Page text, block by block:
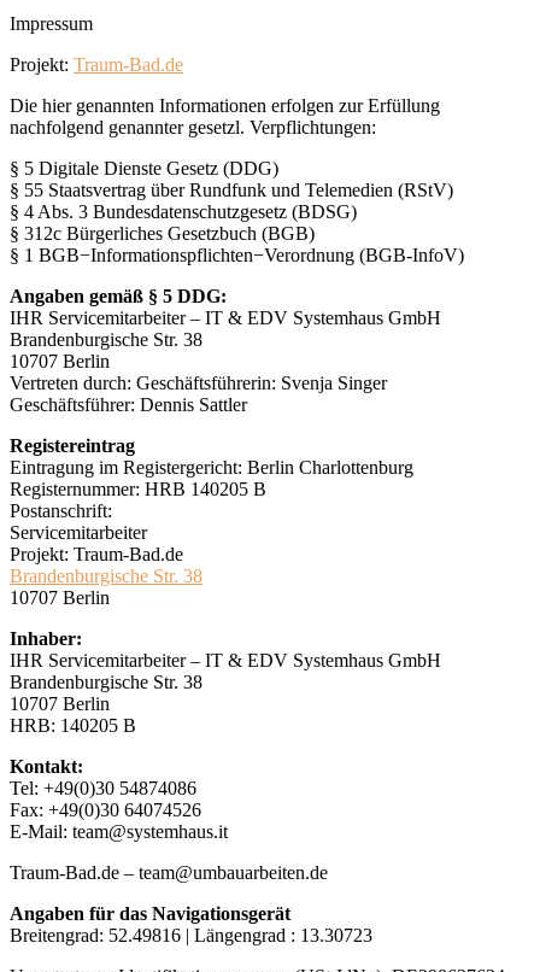
Impressum
Projekt: Traum-Bad.de
Die hier genannten Informationen erfolgen zur Erfüllung
nachfolgend genannter gesetzl. Verpflichtungen:
§ 5 Digitale Dienste Gesetz (DDG)
§ 55 Staatsvertrag über Rundfunk und Telemedien (RStV)
§ 4 Abs. 3 Bundesdatenschutzgesetz (BDSG)
§ 312c Bürgerliches Gesetzbuch (BGB)
§ 1 BGB−Informationspflichten−Verordnung (BGB-InfoV)
Angaben gemäß § 5 DDG:
IHR Servicemitarbeiter – IT & EDV Systemhaus GmbH
Brandenburgische Str. 38
10707 Berlin
Vertreten durch: Geschäftsführerin: Svenja Singer
Geschäftsführer: Dennis Sattler
Registereintrag
Eintragung im Registergericht: Berlin Charlottenburg
Registernummer: HRB 140205 B
Postanschrift:
Servicemitarbeiter
Projekt: Traum-Bad.de
Brandenburgische Str. 38
10707 Berlin
Inhaber:
IHR Servicemitarbeiter – IT & EDV Systemhaus GmbH
Brandenburgische Str. 38
10707 Berlin
HRB: 140205 B
Kontakt:
Tel: +49(0)30 54874086
Fax: +49(0)30 64074526
E-Mail: team@systemhaus.it
Traum-Bad.de – team@umbauarbeiten.de
Angaben für das Navigationsgerät
Breitengrad: 52.49816 | Längengrad : 13.30723